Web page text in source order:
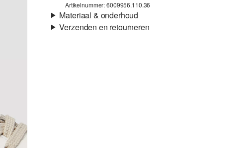
Artikelnummer: 6009956.110.36
Materiaal & onderhoud
Verzenden en retourneren